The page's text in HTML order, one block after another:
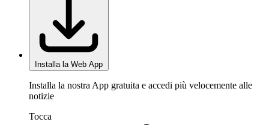
Installa la Web App
Installa la nostra App gratuita e accedi più velocemente alle
notizie
Tocca